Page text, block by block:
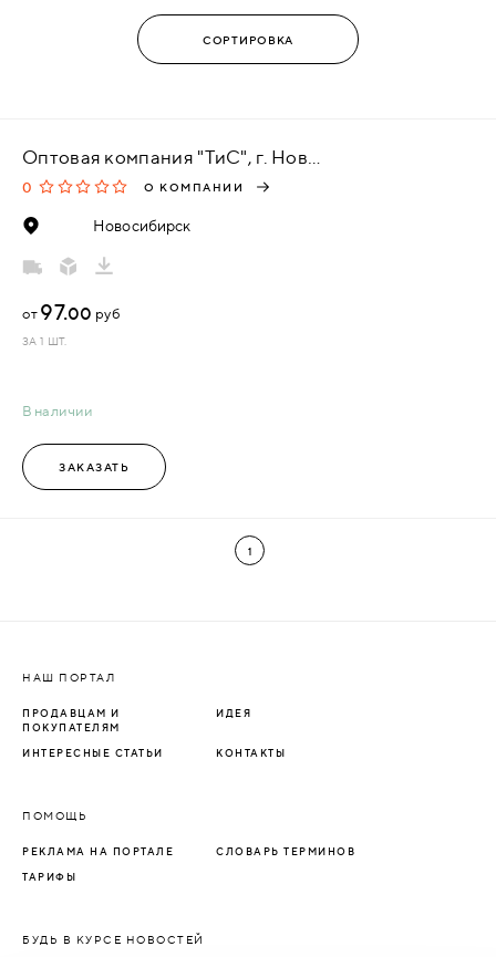
Оптовая компания "ТиС", г. Новосибирск
0 О КОМПАНИИ
Новосибирск
В наличии
от97.00 руб
ЗА 1 ШТ.
ЗАКАЗАТЬ
1
НАШ ПОРТАЛ
ПРОДАВЦАМ И
ПОКУПАТЕЛЯМ
ИДЕЯ
ИНТЕРЕСНЫЕ СТАТЬИ КОНТАКТЫ
ПОМОЩЬ
РЕКЛАМА НА ПОРТАЛЕ СЛОВАРЬ ТЕРМИНОВ
ТАРИФЫ
БУДЬ В КУРСЕ НОВОСТЕЙ